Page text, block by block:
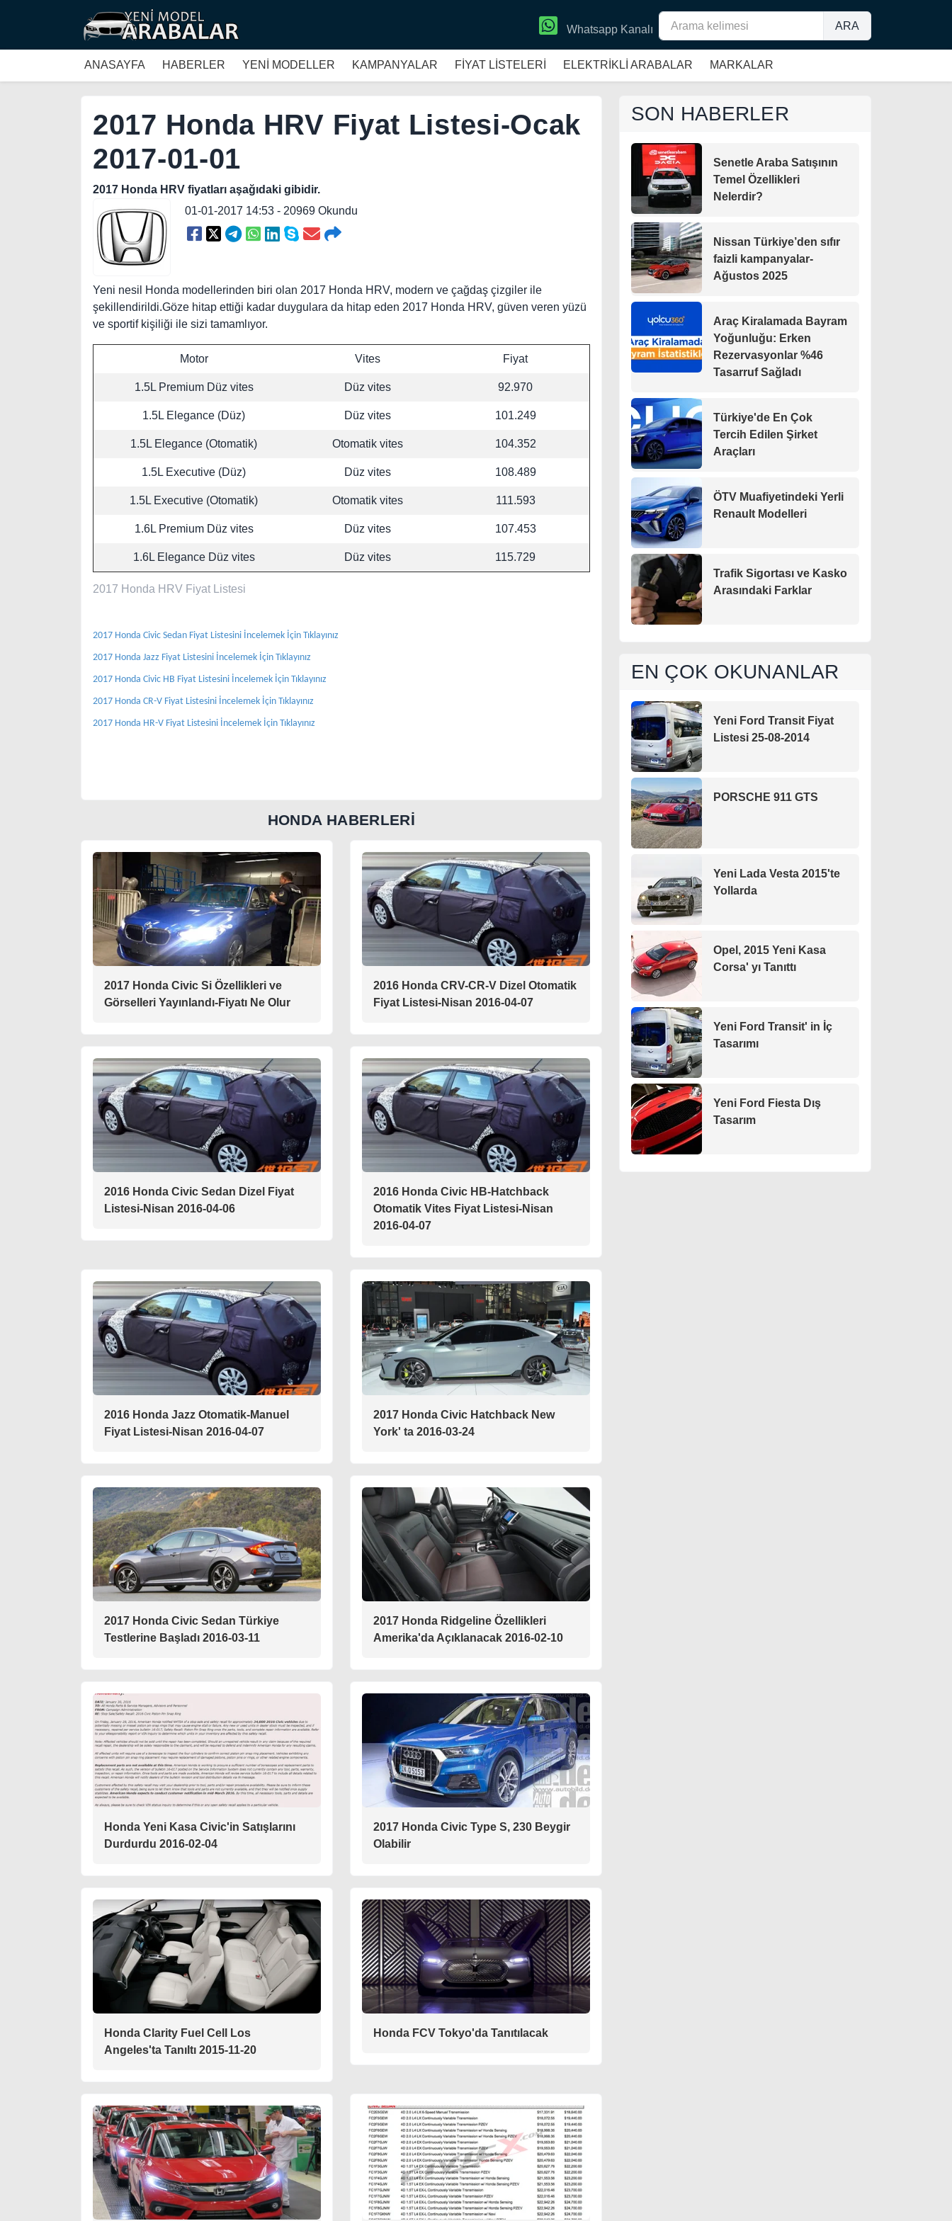
ARA
Whatsapp Kanalı
ANASAYFA HABERLER YENİ MODELLER KAMPANYALAR FİYAT LİSTELERİ ELEKTRİKLİ ARABALAR MARKALAR
2017 Honda HRV Fiyat Listesi-Ocak
2017-01-01
2017 Honda HRV fiyatları aşağıdaki gibidir.
01-01-2017 14:53 - 20969 Okundu
Yeni nesil Honda modellerinden biri olan 2017 Honda HRV, modern ve çağdaş çizgiler ile
şekillendirildi.Göze hitap ettiği kadar duygulara da hitap eden 2017 Honda HRV, güven veren yüzü
ve sportif kişiliği ile sizi tamamlıyor.
2017 Honda HRV Fiyat Listesi
Motor Vites Fiyat
1.5L Premium Düz vites Düz vites 92.970
1.5L Elegance (Düz) Düz vites 101.249
1.5L Elegance (Otomatik) Otomatik vites 104.352
1.5L Executive (Düz) Düz vites 108.489
1.5L Executive (Otomatik) Otomatik vites 111.593
1.6L Premium Düz vites Düz vites 107.453
1.6L Elegance Düz vites Düz vites 115.729
2017 Honda Civic Sedan Fiyat Listesini İncelemek İçin Tıklayınız
2017 Honda Jazz Fiyat Listesini İncelemek İçin Tıklayınız
2017 Honda Civic HB Fiyat Listesini İncelemek İçin Tıklayınız
2017 Honda CR-V Fiyat Listesini İncelemek İçin Tıklayınız
2017 Honda HR-V Fiyat Listesini İncelemek İçin Tıklayınız
HONDA HABERLERİ
2017 Honda Civic Si Özellikleri ve
Görselleri Yayınlandı-Fiyatı Ne Olur
2016 Honda CRV-CR-V Dizel Otomatik
Fiyat Listesi-Nisan 2016-04-07
2016 Honda Civic Sedan Dizel Fiyat
Listesi-Nisan 2016-04-06
2016 Honda Civic HB-Hatchback
Otomatik Vites Fiyat Listesi-Nisan
2016-04-07
2016 Honda Jazz Otomatik-Manuel
Fiyat Listesi-Nisan 2016-04-07
2017 Honda Civic Hatchback New
York' ta 2016-03-24
2017 Honda Civic Sedan Türkiye
Testlerine Başladı 2016-03-11
2017 Honda Ridgeline Özellikleri
Amerika'da Açıklanacak 2016-02-10
Honda Yeni Kasa Civic'in Satışlarını
Durdurdu 2016-02-04
2017 Honda Civic Type S, 230 Beygir
Olabilir
Honda Clarity Fuel Cell Los
Angeles'ta Tanıltı 2015-11-20
Honda FCV Tokyo'da Tanıtılacak
SON HABERLER
Senetle Araba Satışının
Temel Özellikleri
Nelerdir?
Nissan Türkiye’den sıfır
faizli kampanyalar-
Ağustos 2025
Araç Kiralamada Bayram
Yoğunluğu: Erken
Rezervasyonlar %46
Tasarruf Sağladı
Türkiye'de En Çok
Tercih Edilen Şirket
Araçları
ÖTV Muafiyetindeki Yerli
Renault Modelleri
Trafik Sigortası ve Kasko
Arasındaki Farklar
EN ÇOK OKUNANLAR
Yeni Ford Transit Fiyat
Listesi 25-08-2014
PORSCHE 911 GTS
Yeni Lada Vesta 2015'te
Yollarda
Opel, 2015 Yeni Kasa
Corsa' yı Tanıttı
Yeni Ford Transit' in İç
Tasarımı
Yeni Ford Fiesta Dış
Tasarım